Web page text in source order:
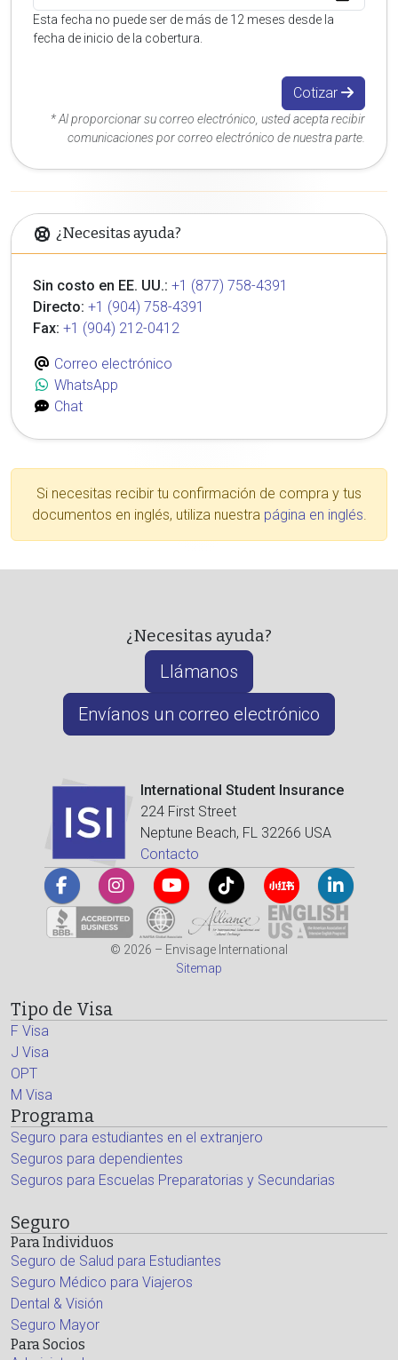
Esta fecha no puede ser de más de 12 meses desde la
fecha de inicio de la cobertura.
Cotizar
* Al proporcionar su correo electrónico, usted acepta recibir
comunicaciones por correo electrónico de nuestra parte.
¿Necesitas ayuda?
Sin costo en EE. UU.: +1 (877) 758-4391
Directo: +1 (904) 758-4391
Fax: +1 (904) 212-0412
Correo electrónico
WhatsApp
Chat
Si necesitas recibir tu confirmación de compra y tus
documentos en inglés, utiliza nuestra página en inglés.
¿Necesitas ayuda?
Llámanos
Envíanos un correo electrónico
International Student Insurance
224 First Street
Neptune Beach, FL 32266 USA
Contacto
© 2026 – Envisage International
Sitemap
Tipo de Visa
F Visa
J Visa
OPT
M Visa
Programa
Seguro para estudiantes en el extranjero
Seguros para dependientes
Seguros para Escuelas Preparatorias y Secundarias
Seguro
Para Individuos
Seguro de Salud para Estudiantes
Seguro Médico para Viajeros
Dental & Visión
Seguro Mayor
Para Socios